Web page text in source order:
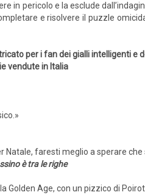
in pericolo e la esclude
e risolvere il puzzle
per i fan dei gialli intelligenti e
vendute in Italia
Natale, faresti meglio a sperare che
è tra le righe
Golden Age, con un pizzico di